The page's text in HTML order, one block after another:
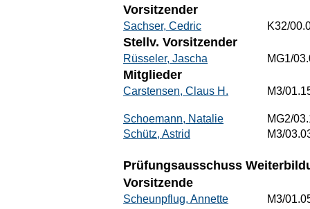
Vorsitzender
Sachser, Cedric K32/
Stellv. Vorsitzender
Rüsseler, Jascha MG1/
Mitglieder
Carstensen, Claus H. M3/
Schoemann, Natalie
MG2/
Schütz, Astrid
M3/
Prüfungsausschuss
Vorsitzende
Scheunpflug, Annette M3/